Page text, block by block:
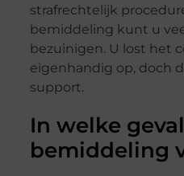
strafrechtelijk
bemiddeling kunt u
bezuinigen. U lost het
eigenhandig op, doch
support.
In welke
bemiddeling